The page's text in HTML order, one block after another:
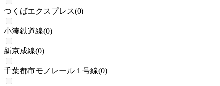
つくばエクスプレス(0)
小湊鉄道線(0)
新京成線(0)
千葉都市モノレール１号線(0)